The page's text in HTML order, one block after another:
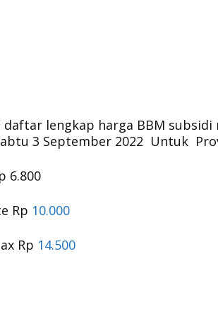
lengkap harga BBM
3 September 2022 Untuk
6.800
Rp 10.000
Rp 14.500